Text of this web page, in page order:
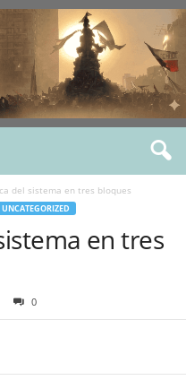
del sistema en tres bloques
UNCATEGORIZED
en tres
0